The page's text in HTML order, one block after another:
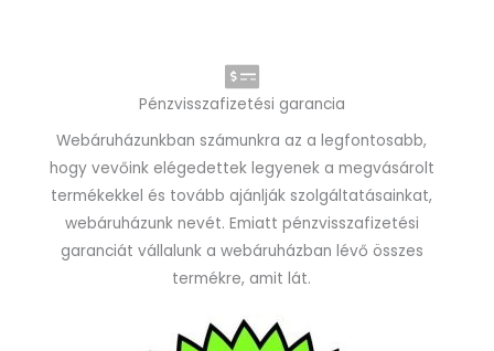
Pénzvisszafizetési garancia
Webáruházunkban számunkra az a legfontosabb,
hogy vevőink elégedettek legyenek a megvásárolt
termékekkel és tovább ajánlják szolgáltatásainkat,
webáruházunk nevét. Emiatt pénzvisszafizetési
garanciát vállalunk a webáruházban lévő összes
termékre, amit lát.